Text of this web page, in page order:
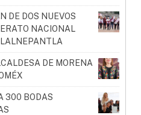
DE DOS NUEVOS
NACIONAL
DE MORENA
300 BODAS